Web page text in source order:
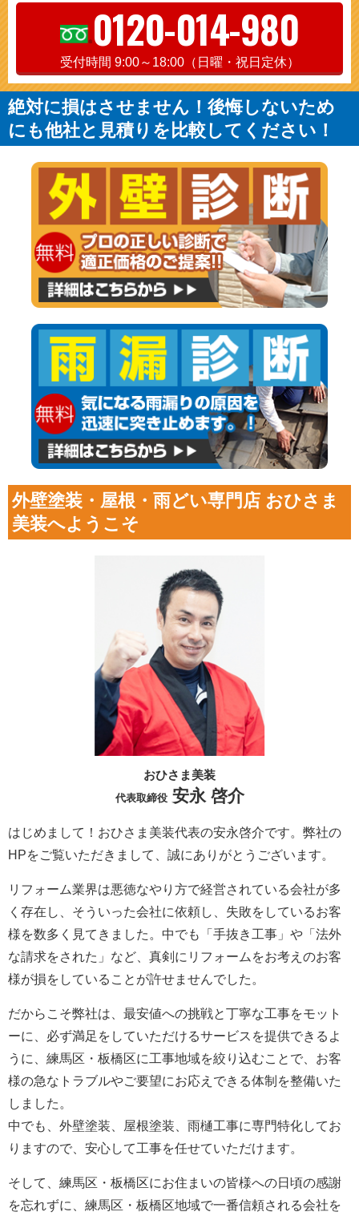
0120-014-980
受付時間 9:00～18:00（日曜・祝日定休）
絶対に損はさせません！後悔しないため
にも他社と見積りを比較してください！
外壁塗装・屋根・雨どい専門店 おひさま
美装へようこそ
おひさま美装
代表取締役安永 啓介
はじめまして！おひさま美装代表の安永啓介です。弊社の
HPをご覧いただきまして、誠にありがとうございます。
リフォーム業界は悪徳なやり方で経営されている会社が多
く存在し、そういった会社に依頼し、失敗をしているお客
様を数多く見てきました。中でも「手抜き工事」や「法外
な請求をされた」など、真剣にリフォームをお考えのお客
様が損をしていることが許せませんでした。
だからこそ弊社は、最安値への挑戦と丁寧な工事をモット
ーに、必ず満足をしていただけるサービスを提供できるよ
うに、練馬区・板橋区に工事地域を絞り込むことで、お客
様の急なトラブルやご要望にお応えできる体制を整備いた
しました。
中でも、外壁塗装、屋根塗装、雨樋工事に専門特化してお
りますので、安心して工事を任せていただけます。
そして、練馬区・板橋区にお住まいの皆様への日頃の感謝
を忘れずに、練馬区・板橋区地域で一番信頼される会社を